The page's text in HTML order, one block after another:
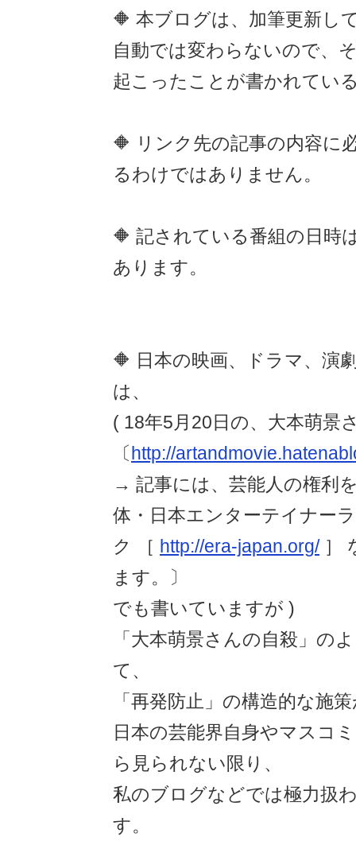
🔶 本ブログは、加筆更新し
自動では変わらないので、
起こったことが書かれてい
🔶 リンク先の記事の内容に
るわけではありません。
🔶 記されている番組の日時
あります。
🔶 日本の映画、ドラマ、演
は、
( 18年5月20日の、大本萌景
〔 http://
→ 記事には、芸能人の権利
体・日本エンターテイナー
ク ［ http://era-japan.org/］
ます。〕
でも書いていますが )
「大本萌景さんの自殺」の
て、
「再発防止」の構造的な施
日本の芸能界自身やマスコ
ら見られない限り、
私のブログなどでは極力扱
す。